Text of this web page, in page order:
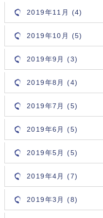
2019年11月 (4)
2019年10月 (5)
2019年9月 (3)
2019年8月 (4)
2019年7月 (5)
2019年6月 (5)
2019年5月 (5)
2019年4月 (7)
2019年3月 (8)